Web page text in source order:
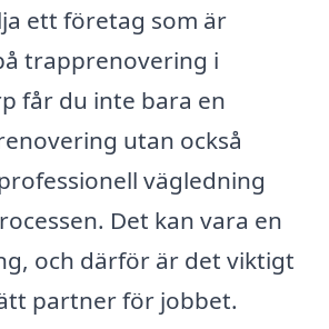
ett företag som är
trapprenovering i
får du inte bara en
utan också
vägledning
Det kan vara en
och därför är det viktigt
partner för jobbet.